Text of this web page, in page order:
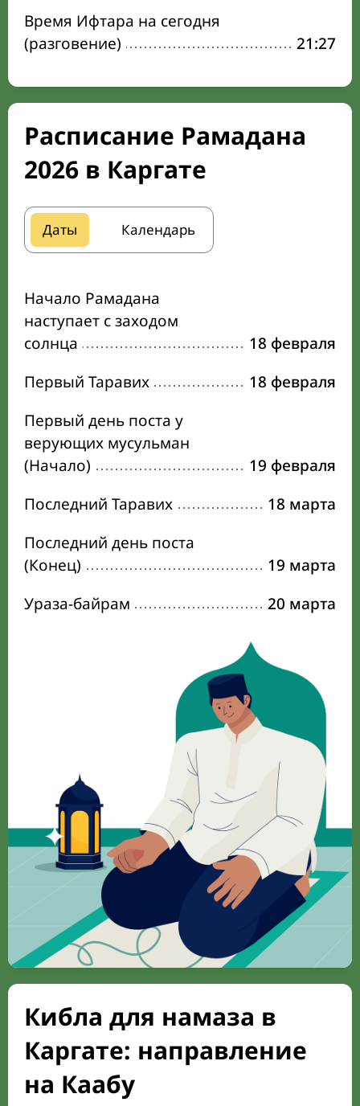
Время Ифтара на сегодня
(разговение)
21:27
Расписание Рамадана
2026 в Каргате
Даты Календарь
Начало Рамадана
наступает с заходом
солнца
18 февраля
Первый Таравих
18 февраля
Первый день поста у
верующих мусульман
(Начало)
19 февраля
Последний Таравих
18 марта
Последний день поста
(Конец)
19 марта
Ураза-байрам
20 марта
Кибла для намаза в
Каргате: направление
на Каабу